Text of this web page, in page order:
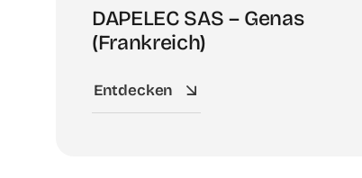
DAPELEC SAS – Genas
(Frankreich)
Entdecken